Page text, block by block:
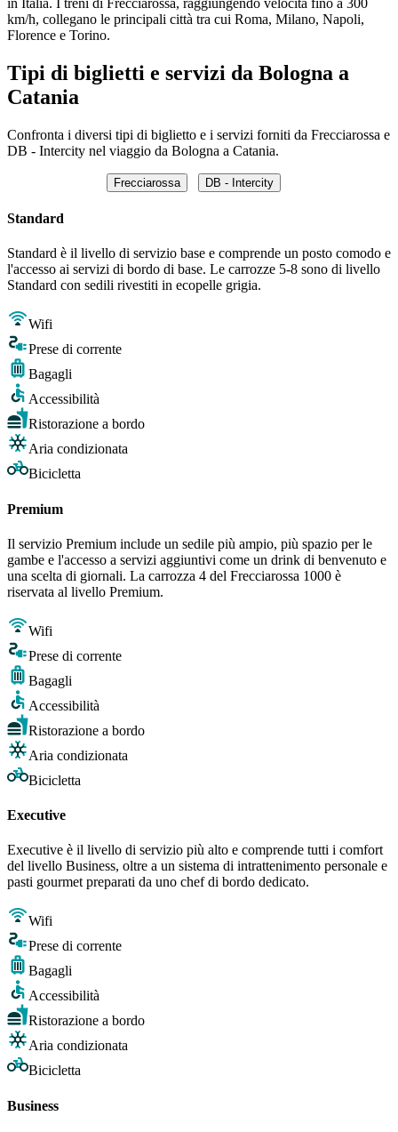
in Italia. I treni di Frecciarossa, raggiungendo velocità fino a 300
km/h, collegano le principali città tra cui Roma, Milano, Napoli,
Florence e Torino.
Tipi di biglietti e servizi da Bologna a
Catania
Confronta i diversi tipi di biglietto e i servizi forniti da Frecciarossa e
DB - Intercity nel viaggio da Bologna a Catania.
Frecciarossa DB - Intercity
Standard
Standard è il livello di servizio base e comprende un posto comodo e
l'accesso ai servizi di bordo di base. Le carrozze 5-8 sono di livello
Standard con sedili rivestiti in ecopelle grigia.
Wifi
Prese di corrente
Bagagli
Accessibilità
Ristorazione a bordo
Aria condizionata
Bicicletta
Premium
Il servizio Premium include un sedile più ampio, più spazio per le
gambe e l'accesso a servizi aggiuntivi come un drink di benvenuto e
una scelta di giornali. La carrozza 4 del Frecciarossa 1000 è
riservata al livello Premium.
Wifi
Prese di corrente
Bagagli
Accessibilità
Ristorazione a bordo
Aria condizionata
Bicicletta
Executive
Executive è il livello di servizio più alto e comprende tutti i comfort
del livello Business, oltre a un sistema di intrattenimento personale e
pasti gourmet preparati da uno chef di bordo dedicato.
Wifi
Prese di corrente
Bagagli
Accessibilità
Ristorazione a bordo
Aria condizionata
Bicicletta
Business